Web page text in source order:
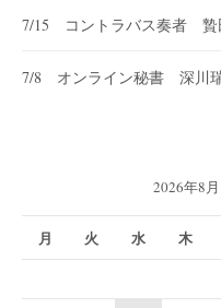
7/15 コントラバス奏者 贄
7/8 オンライン秘書 深川
2026年8月
月 火 水 木